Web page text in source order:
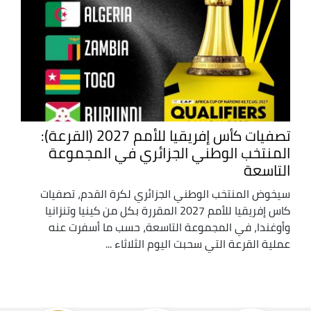
تصفيات كأس إفريقيا للأمم 2027 (القرعة):
المنتخب الوطني الجزائري في المجموعة
التاسعة
سيخوض المنتخب الوطني الجزائري لكرة القدم، تصفيات
كاس إفريقيا للأمم 2027 المقررة بكل من كينيا وتنزانيا
وأوغندا، في المجموعة التاسعة، حسب ما أسفرت عنه
عملية القرعة التي سحبت اليوم الثلاثاء ...